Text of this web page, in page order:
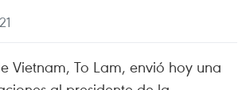
Vietnam, To Lam, envió hoy una